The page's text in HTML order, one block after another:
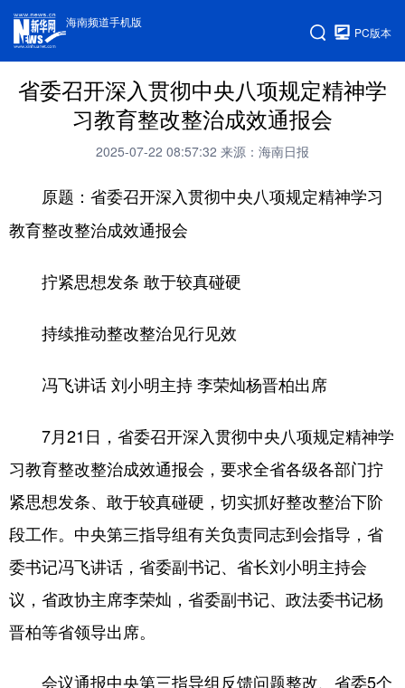
海南频道手机版
PC版本
省委召开深入贯彻中央八项规定精神学
习教育整改整治成效通报会
2025-07-22 08:57:32 来源：海南日报
原题：省委召开深入贯彻中央八项规定精神学习
教育整改整治成效通报会
拧紧思想发条 敢于较真碰硬
持续推动整改整治见行见效
冯飞讲话 刘小明主持 李荣灿杨晋柏出席
7月21日，省委召开深入贯彻中央八项规定精神学
习教育整改整治成效通报会，要求全省各级各部门拧
紧思想发条、敢于较真碰硬，切实抓好整改整治下阶
段工作。中央第三指导组有关负责同志到会指导，省
委书记冯飞讲话，省委副书记、省长刘小明主持会
议，省政协主席李荣灿，省委副书记、政法委书记杨
晋柏等省领导出席。
会议通报中央第三指导组反馈问题整改、省委5个